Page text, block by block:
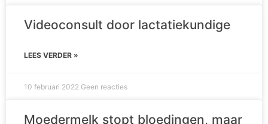
Videoconsult door lactatiekundige
LEES VERDER »
10 februari 2022 Geen reacties
Moedermelk stopt bloedingen, maar